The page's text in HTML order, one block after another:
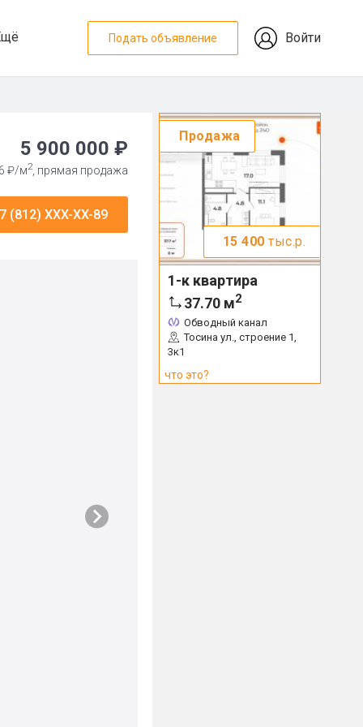
Подать объявление Войти
5 900 000 ₽
₽/м2, прямая продажа
(812) XXX-XX-89
Продажа
15 400 тыс.р.
1-к квартира
37.70 м2
Обводный канал
Тосина ул., строение 1,
3к1
что это?